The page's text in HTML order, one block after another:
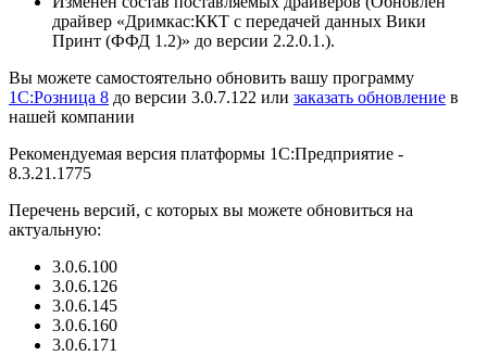
драйвер «Дримкас:ККТ с передачей данных Вики
Принт (ФФД 1.2)» до версии 2.2.0.1.).
Вы можете самостоятельно обновить вашу программу
1С:Розница 8 до версии 3.0.7.122 или заказать обновление в
нашей компании
Рекомендуемая версия платформы 1С:Предприятие -
8.3.21.1775
Перечень версий, с которых вы можете обновиться на
актуальную:
3.0.6.100
3.0.6.126
3.0.6.145
3.0.6.160
3.0.6.171